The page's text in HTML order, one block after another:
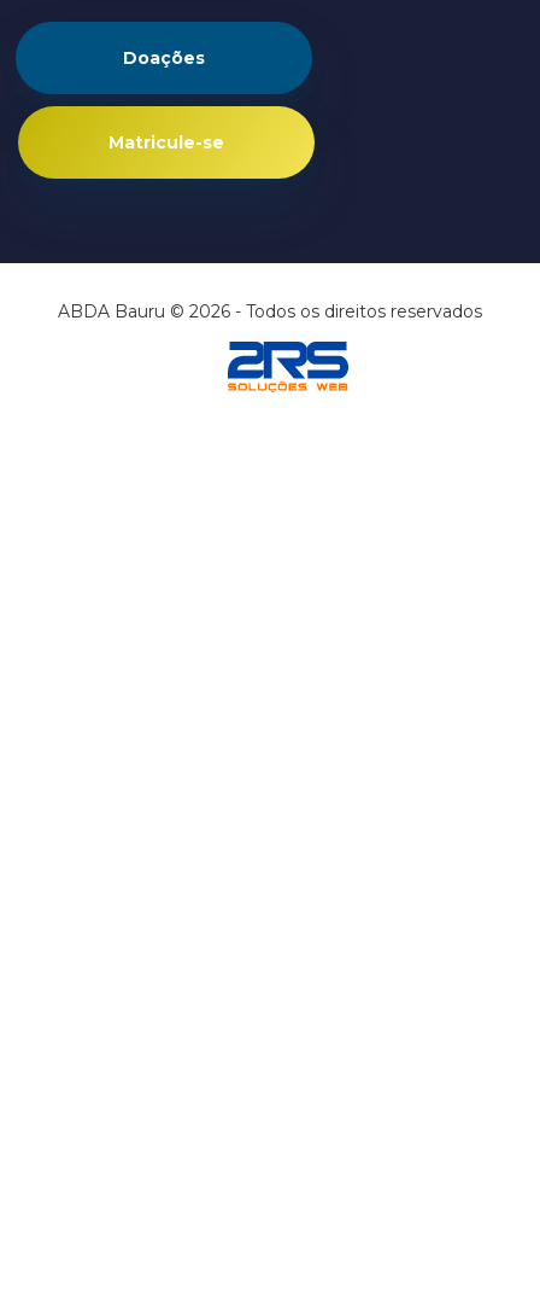
Doações
Matricule-se
ABDA Bauru © 2026 - Todos os direitos reservados